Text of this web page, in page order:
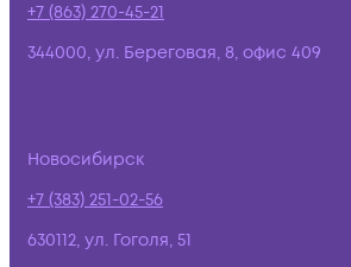
+7 (863) 270-45-21
344000, ул. Береговая, 8, офис 409
Новосибирск
+7 (383) 251-02-56
630112, ул. Гоголя, 51